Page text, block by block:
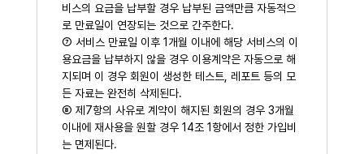
비스의 요금을 납부할 경우 납부된 금액만큼 자동적으
로 만료일이 연장되는 것으로 간주한다.
⑦ 서비스 만료일 이후 1개월 이내에 해당 서비스의 이
용요금을 납부하지 않을 경우 이용계약은 자동으로 해
지되며 이 경우 회원이 생성한 테스트, 레포트 등의 모
든 자료는 완전히 삭제된다.
⑧ 제7항의 사유로 계약이 해지된 회원의 경우 3개월
이내에 재사용을 원할 경우 14조 1항에서 정한 가입비
는 면제된다.